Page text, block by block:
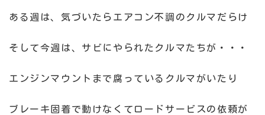
ある週は、気づいたらエアコン不調のクルマだらけ
そして今週は、サビにやられたクルマたちが・・・
エンジンマウントまで腐っているクルマがいたり
ブレーキ固着で動けなくてロードサービスの依頼が